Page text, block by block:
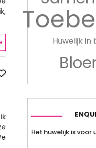
Huwelijk in
Het huwelijk is voor